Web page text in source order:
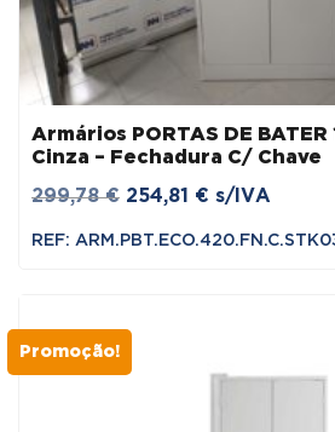
Armários PORTAS DE BATER
Cinza – Fechadura C/ Chave
299,78€ O
254,81 € O
s/IVA
REF:
Promoção!